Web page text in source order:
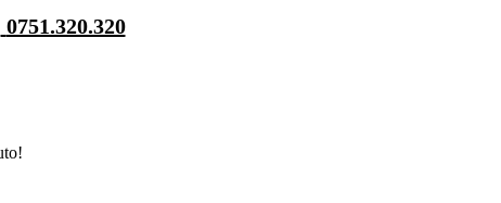
0751.320.320